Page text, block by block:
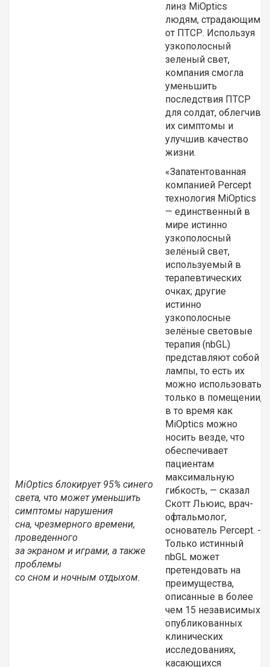
линз MiOptics
людям, страдающим
от ПТСР. Используя
узкополосный
зеленый свет,
компания смогла
уменьшить
последствия ПТСР
для солдат, облегчив
их симптомы и
улучшив качество
жизни.
«Запатентованная
компанией Percept
технология MiOptics
— единственный в
мире истинно
узкополосный
зелёный свет,
используемый в
терапевтических
очках; другие
истинно
узкополосные
зелёные световые
терапия (nbGL)
представляют собой
лампы, то есть их
можно использовать
только в помещении,
в то время как
MiOptics можно
носить везде, что
обеспечивает
пациентам
максимальную
гибкость, — сказал
Скотт Льюис, врач-
офтальмолог,
основатель Percept. -
Только истинный
nbGL может
претендовать на
преимущества,
описанные в более
чем 15 независимых
опубликованных
клинических
исследованиях,
касающихся
MiOptics блокирует 95% синего
света, что может уменьшить
симптомы нарушения
сна, чрезмерного времени,
проведенного
за экраном и играми, а также
проблемы
со сном и ночным отдыхом.